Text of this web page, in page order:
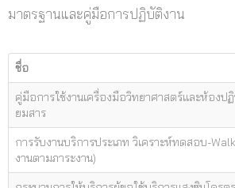
มาตรฐานและคู่มือการปฏิบัติงาน
ชื่อ
คู่มือการใช้งานเครื่องมือวิทยาศาสตร์และห้องป
ยมสาร
การรับงานบริการประเภท วิเคราะห์ทดสอบ-
งานตามภาระงาน)